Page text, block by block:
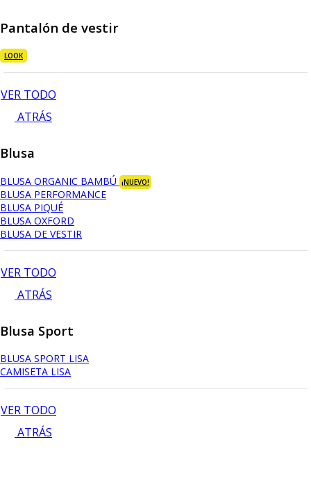
Pantalón de vestir
LOOK
VER TODO
ATRÁS
Blusa
BLUSA ORGANIC BAMBÚ ¡NUEVO!
BLUSA PERFORMANCE
BLUSA PIQUÉ
BLUSA OXFORD
BLUSA DE VESTIR
VER TODO
ATRÁS
Blusa Sport
BLUSA SPORT LISA
CAMISETA LISA
VER TODO
ATRÁS